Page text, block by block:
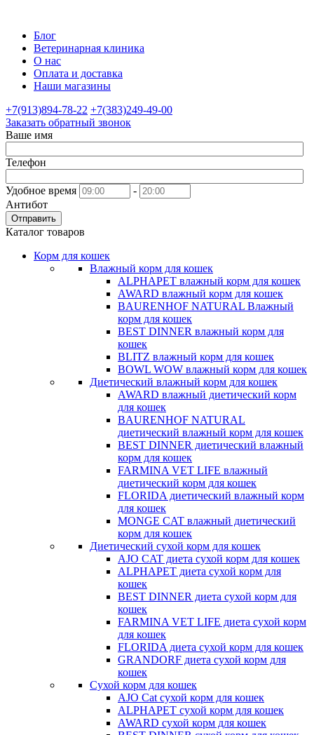
Блог
Ветеринарная клиника
О нас
Оплата и доставка
Наши магазины
+7(913)894-78-22 +7(383)249-49-00
Заказать обратный звонок
Ваше имя
Телефон
Удобное время
-
Антибот
Отправить
Каталог товаров
Корм для кошек
Влажный корм для кошек
ALPHAPET влажный корм для кошек
AWARD влажный корм для кошек
BAURENHOF NATURAL Влажный
корм для кошек
BEST DINNER влажный корм для
кошек
BLITZ влажный корм для кошек
BOWL WOW влажный корм для кошек
Диетический влажный корм для кошек
AWARD влажный диетический корм
для кошек
BAURENHOF NATURAL
диетический влажный корм для кошек
BEST DINNER диетический влажный
корм для кошек
FARMINA VET LIFE влажный
диетический корм для кошек
FLORIDA диетический влажный корм
для кошек
MONGE CAT влажный диетический
корм для кошек
Диетический сухой корм для кошек
AJO CAT диета сухой корм для кошек
ALPHAPET диета сухой корм для
кошек
BEST DINNER диета сухой корм для
кошек
FARMINA VET LIFE диета сухой корм
для кошек
FLORIDA диета сухой корм для кошек
GRANDORF диета сухой корм для
кошек
Сухой корм для кошек
AJO Cat cухой корм для кошек
ALPHAPET сухой корм для кошек
AWARD сухой корм для кошек